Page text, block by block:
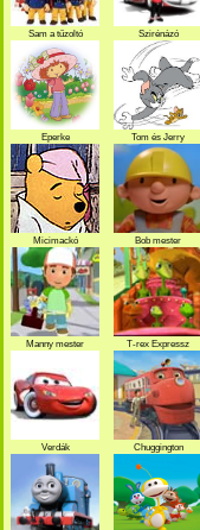
Sam a tűzoltó
Szirénázó
szupercsapat
Eperke Tom és Jerry
Micimackó Bob mester
Manny mester T-rex Expressz
Verdák Chuggington